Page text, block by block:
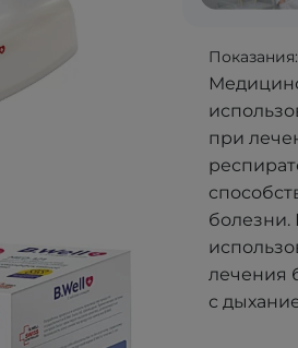
Показания:
при
болезни.
лечения
с